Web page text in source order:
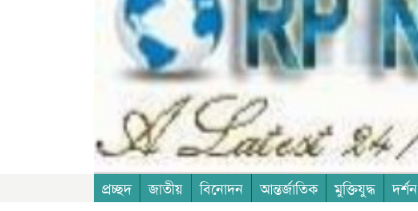
প্রচ্ছদ জাতীয় বিনোদন আন্তর্জাতিক মুক্তিযুদ্ধ দর্শন